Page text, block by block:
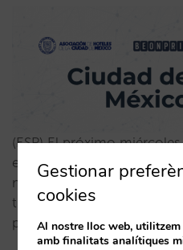
(ESP) El próximo
en Ciudad de México, la
mantener o aumentar tu
tus comisiones de
perder visibilidad)"…
Gestionar
cookies
Al nostre lloc web,
amb finalitats analítiques